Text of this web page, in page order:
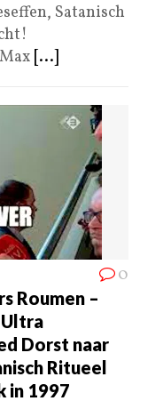
Satanisch
[...]
0
Roumen –
Ultra
Dorst naar
Ritueel
in 1997